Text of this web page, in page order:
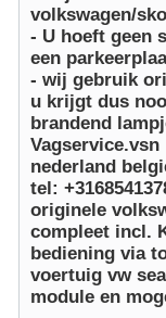
volkswagen/
- U hoeft geen
een
- wij gebruik
u krijgt dus
brandend
Vagservice.vsn
nederland
tel:
originele
compleet incl.
bediening via
voertuig vw
module en